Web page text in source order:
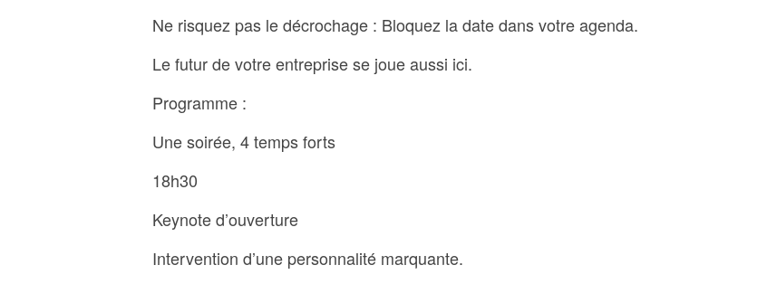
Ne risquez pas le décrochage : Bloquez la date dans votre agenda.
Le futur de votre entreprise se joue aussi ici.
Programme :
Une soirée, 4 temps forts
18h30
Keynote d’ouverture
Intervention d’une personnalité marquante.